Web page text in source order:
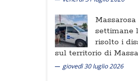
settimane
risolto i
sul territorio di
giovedì 30 luglio 2026